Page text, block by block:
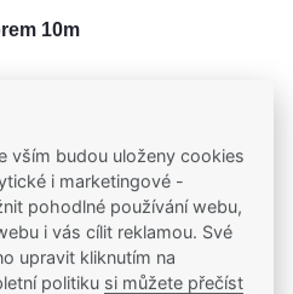
10m
Do košíku
zítra na 1 pobočce
vším budou uloženy cookies
i marketingové -
pohodlné používání webu,
i vás cílit reklamou. Své
upravit kliknutím na
politiku si můžete přečíst